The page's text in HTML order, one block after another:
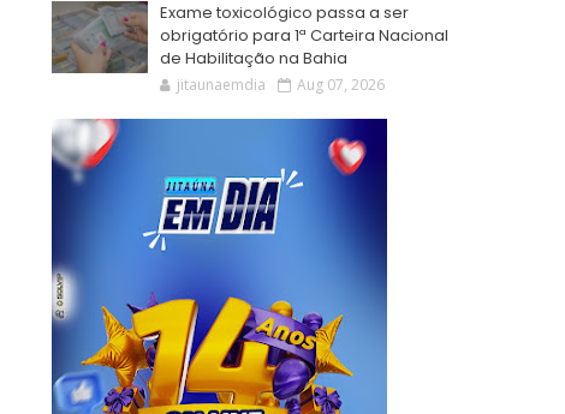
Exame toxicológico passa a ser
obrigatório para 1ª Carteira Nacional
de Habilitação na Bahia
jitaunaemdia Aug 07, 2026